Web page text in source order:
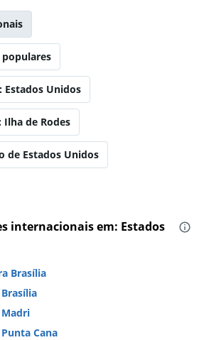
Estados Unidos
de Rodes
de Estados Unidos
internacionais em: Estados
Brasília
Cana